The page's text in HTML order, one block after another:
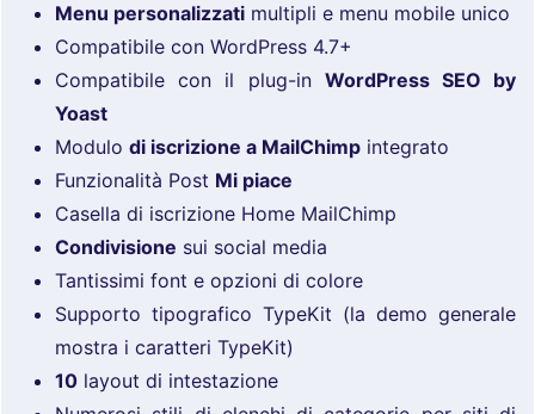
Menu personalizzati multipli e menu mobile unico
Compatibile con WordPress 4.7+
Compatibile con il plug-in WordPress SEO by
Yoast
Modulo di iscrizione a MailChimp integrato
Funzionalità Post Mi piace
Casella di iscrizione Home MailChimp
Condivisione sui social media
Tantissimi font e opzioni di colore
Supporto tipografico TypeKit (la demo generale
mostra i caratteri TypeKit)
10 layout di intestazione